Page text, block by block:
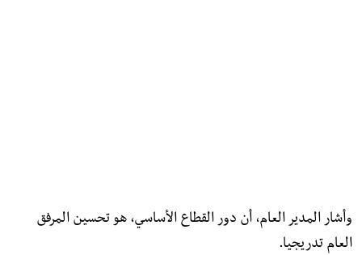
وأشار المدير العام، أن دور القطاع الأساسي، هو تحسين المرفق
العام تدريجيا.